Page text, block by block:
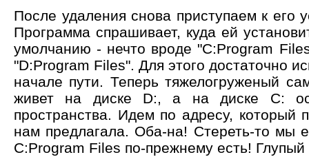
После удаления снова приступаем к его
Программа спрашивает, куда ей
умолчанию - нечто вроде "C:Program
"D:Program Files". Для этого достаточно
начале пути. Теперь тяжелогруженый
живет на диске D:, а на диске C:
пространства. Идем по адресу, который
нам предлагала. Оба-на! Стереть-то мы
C:Program Files по-прежнему есть!